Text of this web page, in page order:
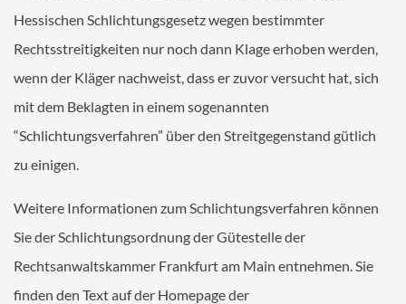
Hessischen Schlichtungsgesetz wegen bestimmter
Rechtsstreitigkeiten nur noch dann Klage erhoben werden,
wenn der Kläger nachweist, dass er zuvor versucht hat, sich
mit dem Beklagten in einem sogenannten
“Schlichtungsverfahren” über den Streitgegenstand gütlich
zu einigen.
Weitere Informationen zum Schlichtungsverfahren können
Sie der Schlichtungsordnung der Gütestelle der
Rechtsanwaltskammer Frankfurt am Main entnehmen. Sie
finden den Text auf der Homepage der
Online-Checklisten Notare
MANDANT
Ihr Termin bei ALEX
Online-Checklisten Anwälte
ALEX WebAkte
Downloads
RECHTSGEBIETE